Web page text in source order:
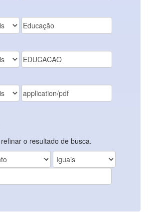
o resultado de busca.